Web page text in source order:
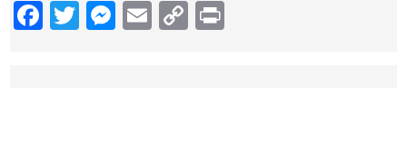
Facebook
TwitterMessenger
EmailCopy